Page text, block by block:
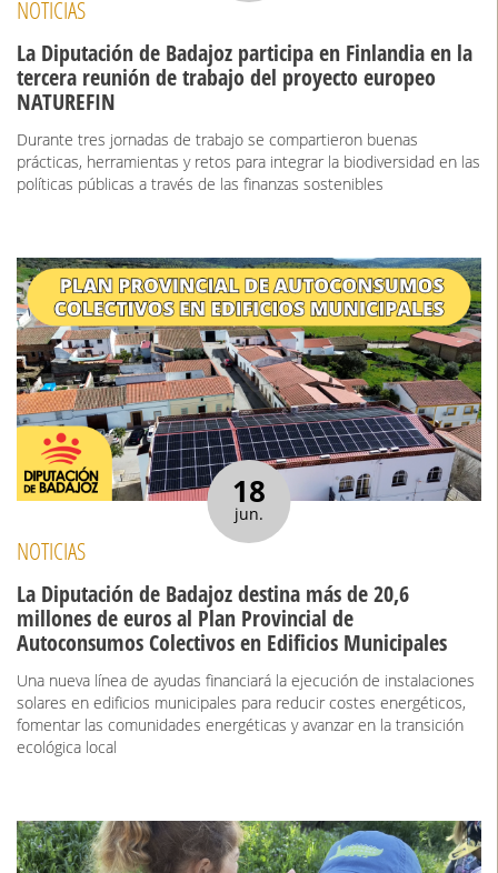
NOTICIAS
La Diputación de Badajoz participa en Finlandia en la
tercera reunión de trabajo del proyecto europeo
NATUREFIN
Durante tres jornadas de trabajo se compartieron buenas
prácticas, herramientas y retos para integrar la biodiversidad en las
políticas públicas a través de las finanzas sostenibles
18
jun.
NOTICIAS
La Diputación de Badajoz destina más de 20,6
millones de euros al Plan Provincial de
Autoconsumos Colectivos en Edificios Municipales
Una nueva línea de ayudas financiará la ejecución de instalaciones
solares en edificios municipales para reducir costes energéticos,
fomentar las comunidades energéticas y avanzar en la transición
ecológica local